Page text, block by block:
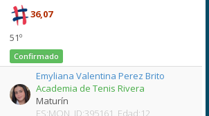
36,07
51º
Confirmado
Emyliana Valentina Perez Brito
Academia de Tenis Rivera
Maturín
ES:MON, ID:395161, Edad:12